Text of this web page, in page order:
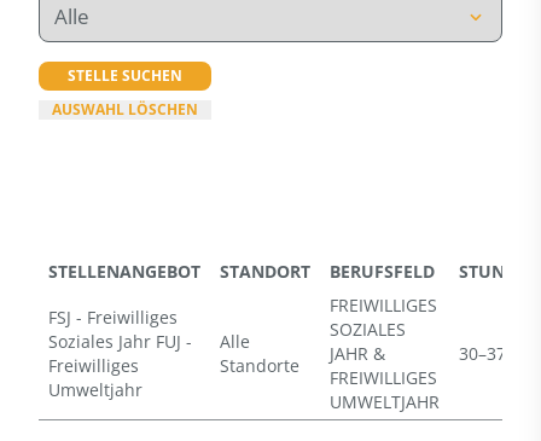
STELLE SUCHEN
AUSWAHL LÖSCHEN
STELLENANGEBOT STANDORT BERUFSFELD
FSJ - Freiwilliges
Soziales Jahr FUJ -
Freiwilliges
Umweltjahr
Alle
Standorte
FREIWILLIGES
SOZIALES
JAHR &
FREIWILLIGES
UMWELTJAHR
30–37 h